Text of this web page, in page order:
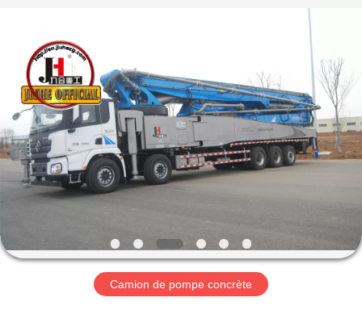
MAISON
PRODUITS
VIDÉOS
EXPOSITION
DE
Reserved.
Camion de pompe concrète